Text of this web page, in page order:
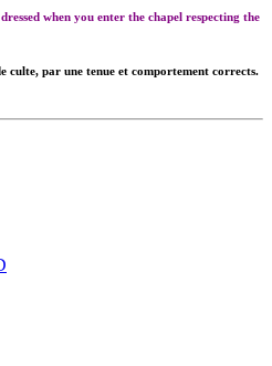
when you enter the chapel respecting the
culte, par une tenue et comportement corrects.